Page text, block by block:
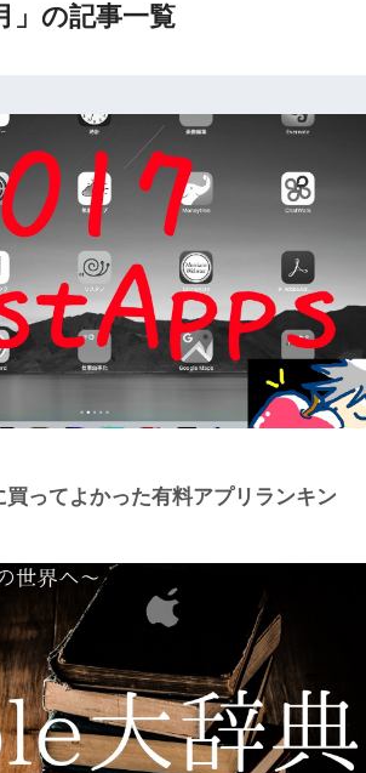
」の記事一覧
買ってよかった有料アプリランキン